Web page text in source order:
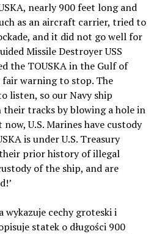
nearly 900 feet long and
as an aircraft carrier, tried to
and it did not go well for
Missile Destroyer USS
the TOUSKA in the Gulf of
fair warning to stop. The
listen, so our Navy ship
tracks by blowing a hole in
U.S. Marines have custody
is under U.S. Treasury
prior history of illegal
of the ship, and are
wykazuje cechy groteski i
statek o długości 900